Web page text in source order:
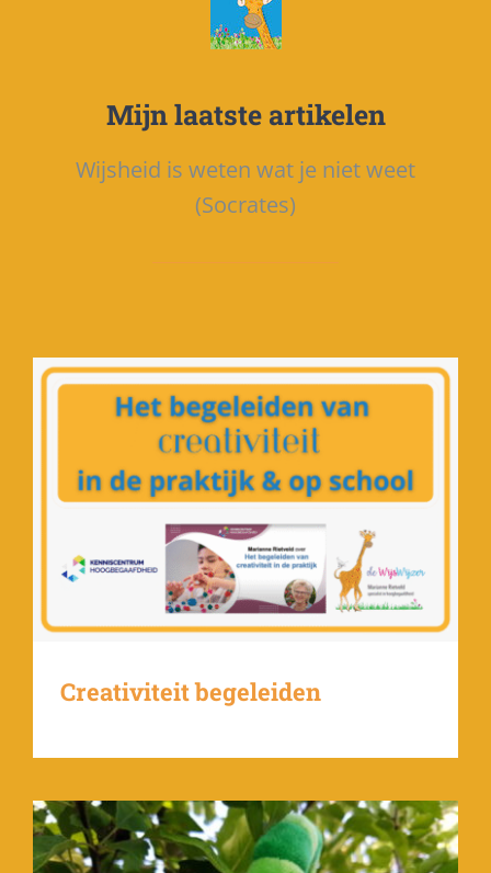
Mijn laatste artikelen
Wijsheid is weten wat je niet weet
(Socrates)
Creativiteit begeleiden